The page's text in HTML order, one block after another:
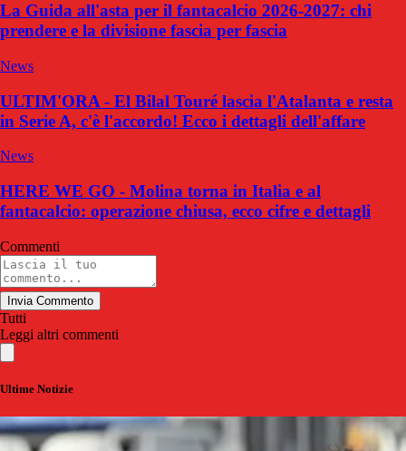
La Guida all'asta per il fantacalcio 2026-2027: chi
prendere e la divisione fascia per fascia
News
ULTIM'ORA - El Bilal Touré lascia l'Atalanta e resta
in Serie A, c'è l'accordo! Ecco i dettagli dell'affare
News
HERE WE GO - Molina torna in Italia e al
fantacalcio: operazione chiusa, ecco cifre e dettagli
Commenti
Invia Commento
Tutti
Leggi altri commenti
Ultime Notizie